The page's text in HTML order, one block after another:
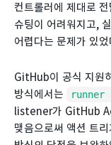
컨트롤러에 제대로
슈팅이 어려워지고,
어렵다는 문제가 있었
GitHub이 공식 지원
방식에서는
runner
listener가 GitHub
맺음으로써 액션 트